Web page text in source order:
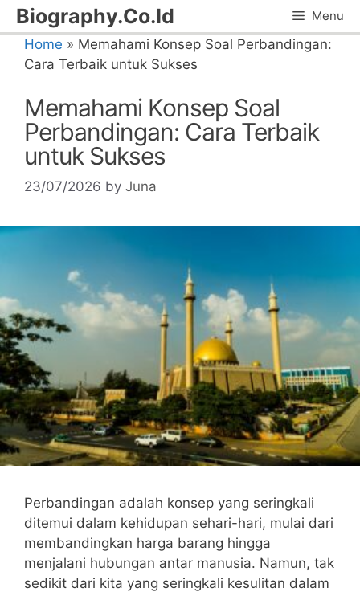
Skip
to
content
Biography.Co.Id Menu
Home » Memahami Konsep Soal Perbandingan:
Cara Terbaik untuk Sukses
Memahami Konsep Soal
Perbandingan: Cara Terbaik
untuk Sukses
23/07/2026 by Juna
Perbandingan adalah konsep⁤ yang ⁢seringkali
ditemui dalam kehidupan sehari-hari, mulai dari
membandingkan harga barang hingga
menjalani hubungan antar manusia. Namun, tak​
sedikit dari⁣ kita yang ⁣seringkali kesulitan dalam